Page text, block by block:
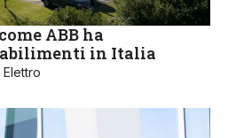
ABB ha
in Italia